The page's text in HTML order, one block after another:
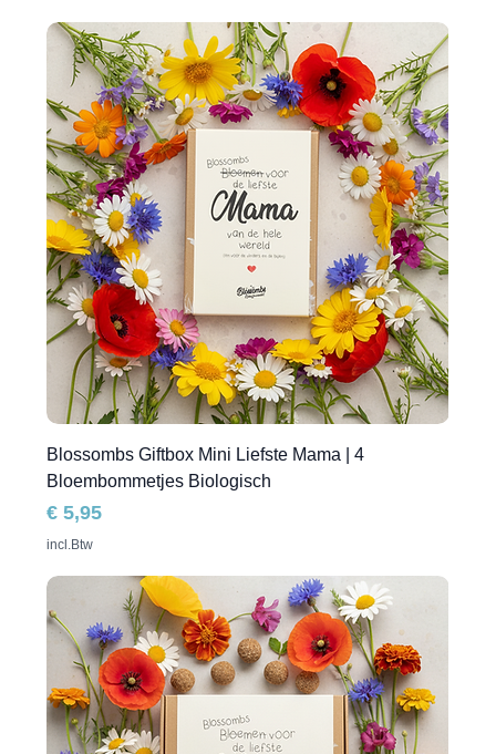
Blossombs Giftbox Mini Liefste Mama | 4
Bloembommetjes Biologisch
Prijs
€ 5,95
incl.Btw